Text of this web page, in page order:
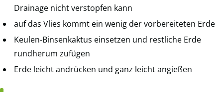
Drainage nicht verstopfen kann
auf das Vlies kommt ein wenig der vorbereiteten Erde
Keulen-Binsenkaktus einsetzen und restliche Erde
rundherum zufügen
Erde leicht andrücken und ganz leicht angießen